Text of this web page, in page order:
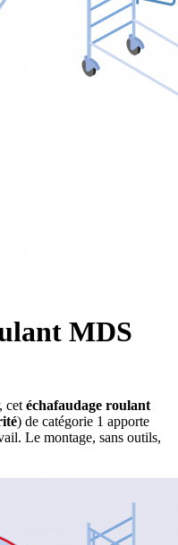
MDS
cet échafaudage roulant
) de catégorie 1 apporte
Le montage, sans outils,